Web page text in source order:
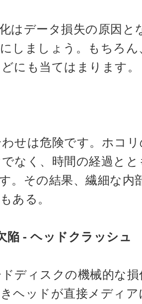
はデータ損失の原因と
しましょう。もちろ
にも当てはまります。
せは危険です。ホコ
なく、時間の経過と
。その結果、繊細な内
ある。
陥 - ヘッドクラッシュ
ディスクの機械的な
ヘッドが直接メディ